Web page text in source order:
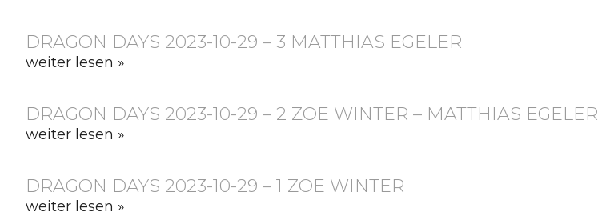
DRAGON DAYS 2023-10-29 – 3 MATTHIAS EGELER
weiter lesen »
DRAGON DAYS 2023-10-29 – 2 ZOE WINTER – MATTHIAS EGELER
weiter lesen »
DRAGON DAYS 2023-10-29 – 1 ZOE WINTER
weiter lesen »